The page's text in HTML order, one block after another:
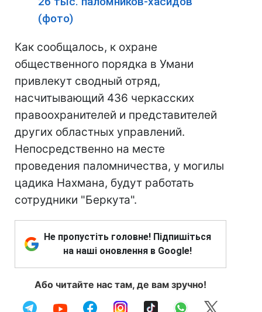
(фото)
Как сообщалось, к охране
общественного порядка в Умани
привлекут сводный отряд,
насчитывающий 436 черкасских
правоохранителей и представителей
других областных управлений.
Непосредственно на месте
проведения паломничества, у могилы
цадика Нахмана, будут работать
сотрудники "Беркута".
Не пропустіть головне! Підпишіться
на наші оновлення в Google!
Або читайте нас там, де вам зручно!